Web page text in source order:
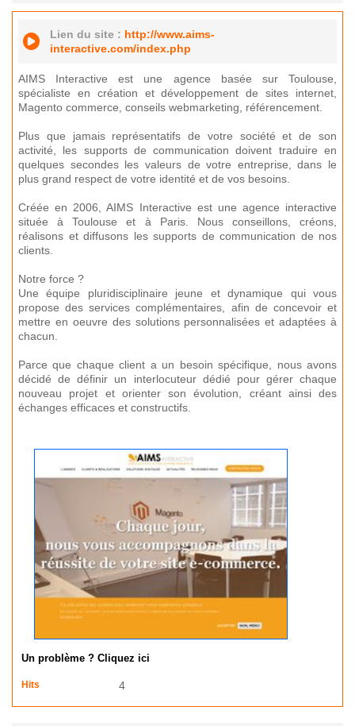
Lien du site : http://www.aims-
interactive.com/index.php
AIMS Interactive est une agence basée sur Toulouse,
spécialiste en création et développement de sites internet,
Magento commerce, conseils webmarketing, référencement.
Plus que jamais représentatifs de votre société et de son
activité, les supports de communication doivent traduire en
quelques secondes les valeurs de votre entreprise, dans le
plus grand respect de votre identité et de vos besoins.
Créée en 2006, AIMS Interactive est une agence interactive
située à Toulouse et à Paris. Nous conseillons, créons,
réalisons et diffusons les supports de communication de nos
clients.
Notre force ?
Une équipe pluridisciplinaire jeune et dynamique qui vous
propose des services complémentaires, afin de concevoir et
mettre en oeuvre des solutions personnalisées et adaptées à
chacun.
Parce que chaque client a un besoin spécifique, nous avons
décidé de définir un interlocuteur dédié pour gérer chaque
nouveau projet et orienter son évolution, créant ainsi des
échanges efficaces et constructifs.
Un problème ? Cliquez ici
Hits 4